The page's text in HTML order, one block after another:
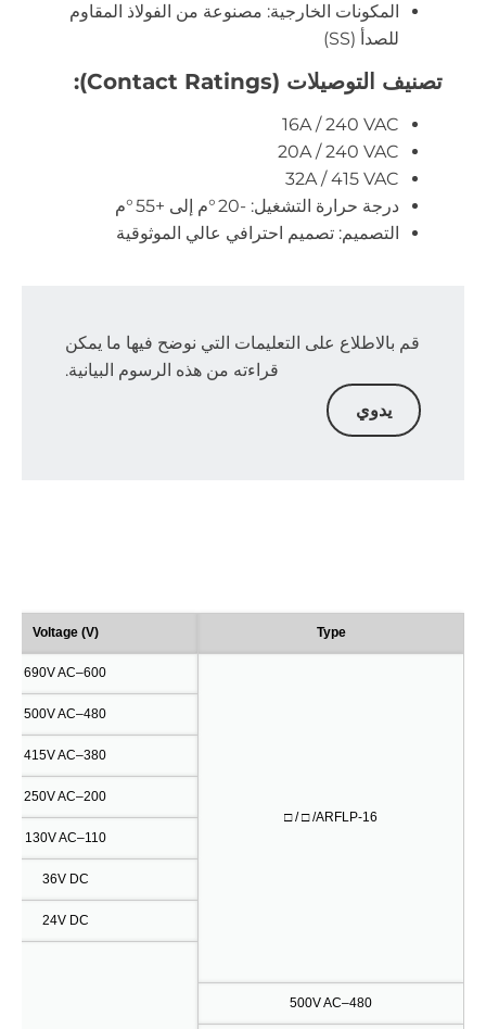
المكونات الخارجية: مصنوعة من الفولاذ المقاوم
للصدأ (SS)
تصنيف التوصيلات (Contact Ratings):
16A / 240 VAC
20A / 240 VAC
32A / 415 VAC
درجة حرارة التشغيل: -20 °م إلى +55 °م
التصميم: تصميم احترافي عالي الموثوقية
قم بالاطلاع على التعليمات التي نوضح فيها ما يمكن
قراءته من هذه الرسوم البيانية.
يدوي
Type
Voltage (V)
ARFLP-16/ □ / □
600–690V AC
480–500V AC
380–415V AC
200–250V AC
110–130V AC
36V DC
24V DC
480–500V AC